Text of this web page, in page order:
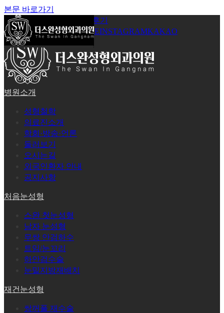
본문 바로가기
공지사항
시술후기
로그인회원가입YOUTUBEINSTAGRAMKAKAO
병원소개
성형철학
의료진소개
학회·방송·언론
둘러보기
오시는길
외국인환자 안내
공지사항
처음눈성형
스완 첫눈성형
남자 눈성형
무쌍 안검하수
트임/눈꼬리
하안검수술
눈밑지방재배치
재건눈성형
쌍꺼풀 재수술